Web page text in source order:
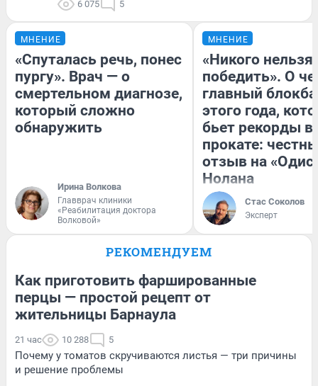
6 075 5
МНЕНИЕ
«Спуталась речь, понес
пургу». Врач — о
смертельном диагнозе,
который сложно
обнаружить
Ирина Волкова
Главврач клиники
«Реабилитация доктора
Волковой»
МНЕНИЕ
«Никого нельзя
победить». О
главный
этого года,
бьет рекорды в
прокате:
отзыв на
Нолана
Стас Соколов
Эксперт
РЕКОМЕНДУЕМ
Как приготовить фаршированные
перцы — простой рецепт от
жительницы Барнаула
21 час 10 288 5
Почему у томатов скручиваются листья — три причины
и решение проблемы